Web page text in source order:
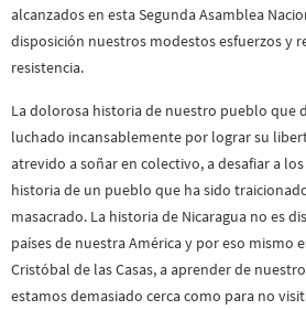
alcanzados en esta Segunda Asamblea
disposición nuestros modestos esfuerzos y
resistencia.
La dolorosa historia de nuestro pueblo que
luchado incansablemente por lograr su
atrevido a soñar en colectivo, a desafiar a
historia de un pueblo que ha sido
masacrado. La historia de Nicaragua no es
países de nuestra América y por eso mismo
Cristóbal de las Casas, a aprender de
estamos demasiado cerca como para no